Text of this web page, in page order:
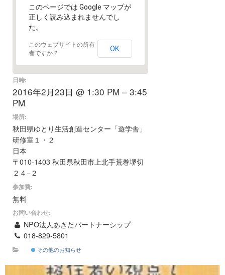
このページでは Google マップが
正しく読み込まれませんでし
た。
このウェブサイトの所有
者ですか？
OK
日時:
2016年2月23日 @ 1:30 PM – 3:45
PM
場所:
秋田県ゆとり生活創造センター「遊学舎」
研修室１・２
日本
〒010-1403 秋田県秋田市上北手荒巻堺切
２４−２
参加費:
無料
お問い合わせ:
NPO法人あきたパートナーシップ
018-829-5801
その他のお知らせ